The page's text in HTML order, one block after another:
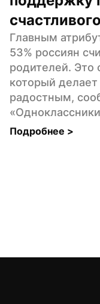
Главным
53% россиян
родителей.
который
радостным,
Подробнее >